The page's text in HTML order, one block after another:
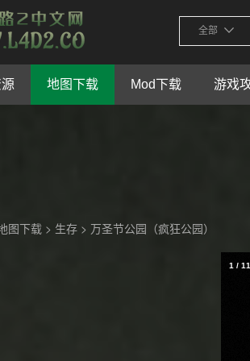
全部
地图下载 Mod下载 游戏
图下载 > 生存 > 万圣节公园（疯狂公园）
1 / 11